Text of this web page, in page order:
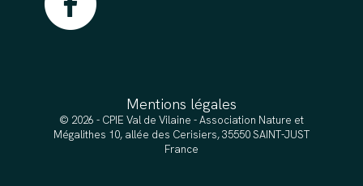
Mentions légales
© 2026 - CPIE Val de Vilaine - Association Nature et
Mégalithes 10, allée des Cerisiers, 35550 SAINT-JUST
France